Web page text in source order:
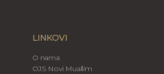
LINKOVI
O nama
OJS Novi Muallim